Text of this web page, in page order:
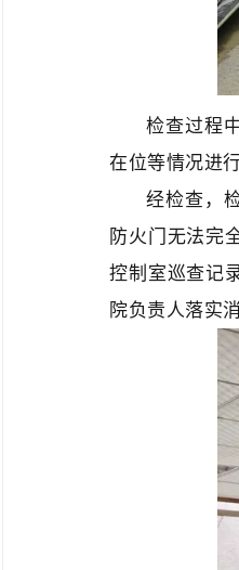
检查过程
在位等情况进
经检查，
防火门无法完
控制室巡查记
院负责人落实